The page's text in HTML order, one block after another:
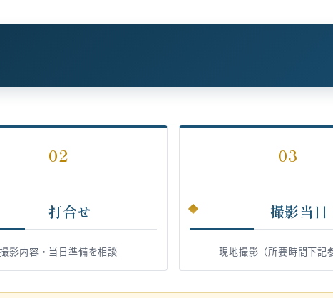
02
打合せ
撮影内容・当日準備を相談
03
撮影当日
現地撮影（所要時間下記